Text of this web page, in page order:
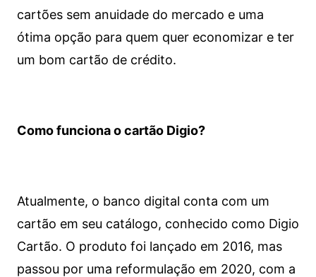
cartões sem anuidade do mercado e uma
ótima opção para quem quer economizar e ter
um bom cartão de crédito.
Como funciona o cartão Digio?
Atualmente, o banco digital conta com um
cartão em seu catálogo, conhecido como Digio
Cartão. O produto foi lançado em 2016, mas
passou por uma reformulação em 2020, com a